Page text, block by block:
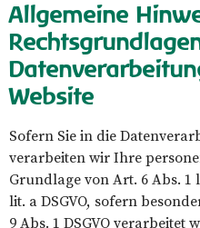
Allgemeine
Website
Sofern Sie in die
verarbeiten wir Ihre
Grundlage von Art. 6 Abs. 1
lit. a DSGVO, sofern
9 Abs. 1 DSGVO verarbeitet